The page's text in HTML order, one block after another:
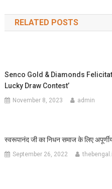
navigation
RELATED POSTS
Senco Gold & Diamonds
Lucky Draw Contest’
November 8, 2023 admin
स्वरूपानंद जी का निधन समाज के लिए
September 26, 2022